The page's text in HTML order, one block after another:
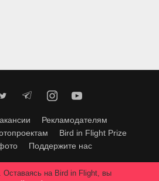
Рекламодателям
Bird in Flight Prize
Поддержите нас
допускается только с согласия
Оставаясь на Bird in Flight, вы